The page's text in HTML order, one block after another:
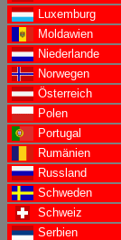
Luxemburg
Moldawien
Niederlande
Norwegen
Österreich
Polen
Portugal
Rumänien
Russland
Schweden
Schweiz
Serbien